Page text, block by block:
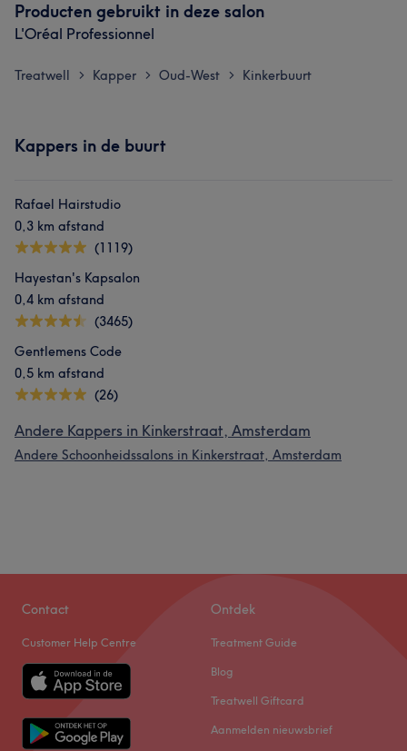
Producten gebruikt in deze salon
L'Oréal Professionnel
Treatwell > Kapper > Oud-West > Kinkerbuurt
Kappers in de buurt
Rafael Hairstudio
0,3 km afstand
(1119)
Hayestan's Kapsalon
0,4 km afstand
(3465)
Gentlemens Code
0,5 km afstand
(26)
Andere Kappers in Kinkerstraat, Amsterdam
Andere Schoonheidssalons in Kinkerstraat, Amsterdam
Contact
Customer Help Centre
Ontdek
Treatment Guide
Blog
Treatwell Giftcard
Aanmelden nieuwsbrief